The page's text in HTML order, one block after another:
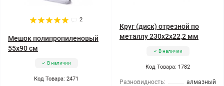
2
Мешок полипропиленовый
55x90 см
В наличии
Код Товара: 2471
Круг (диск) отрезной по
металлу 230x2x22,2 мм
В наличии
Код Товара: 1782
Разновидность:
алмазный